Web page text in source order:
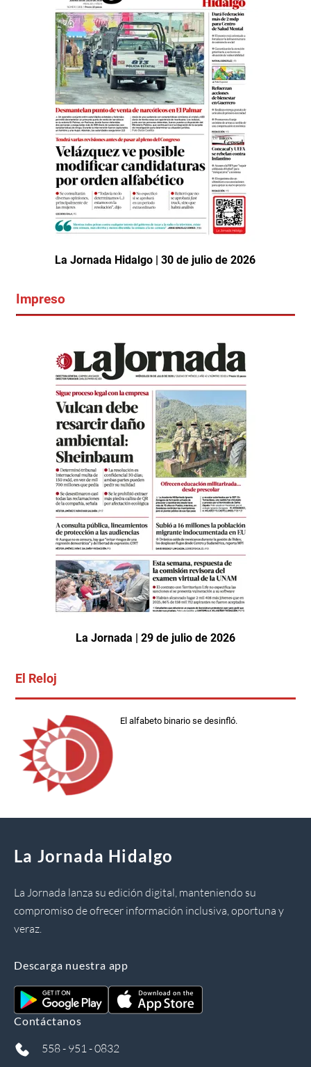
La Jornada Hidalgo | 30 de julio de 2026
Impreso
La Jornada | 29 de julio de 2026
El Reloj
El alfabeto binario se desinfló.
La Jornada Hidalgo
La Jornada lanza su edición digital, manteniendo su
compromiso de ofrecer información inclusiva, oportuna y
veraz.
Descarga nuestra app
Contáctanos
558 - 951 - 0832